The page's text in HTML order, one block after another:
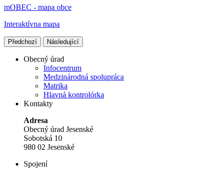
mOBEC - mapa obce
Interaktívna mapa
Předchozí Následující
Obecný úrad
Infocentrum
Medzinárodná spolupráca
Matrika
Hlavná kontrolórka
Kontakty
Adresa
Obecný úrad Jesenské
Sobotská 10
980 02 Jesenské
Spojení